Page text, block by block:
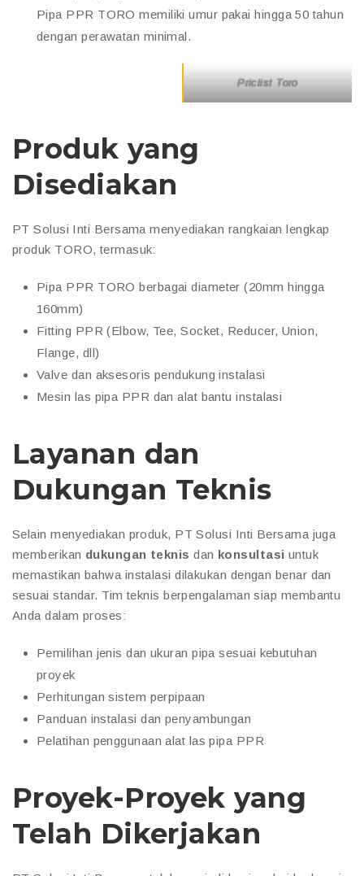
Pipa PPR TORO memiliki umur pakai hingga 50 tahun
dengan perawatan minimal.
Priclist Toro
Produk yang
Disediakan
PT Solusi Inti Bersama menyediakan rangkaian lengkap
produk TORO, termasuk:
Pipa PPR TORO berbagai diameter (20mm hingga
160mm)
Fitting PPR (Elbow, Tee, Socket, Reducer, Union,
Flange, dll)
Valve dan aksesoris pendukung instalasi
Mesin las pipa PPR dan alat bantu instalasi
Layanan dan
Dukungan Teknis
Selain menyediakan produk, PT Solusi Inti Bersama juga
memberikan dukungan teknis dan konsultasi untuk
memastikan bahwa instalasi dilakukan dengan benar dan
sesuai standar. Tim teknis berpengalaman siap membantu
Anda dalam proses:
Pemilihan jenis dan ukuran pipa sesuai kebutuhan
proyek
Perhitungan sistem perpipaan
Panduan instalasi dan penyambungan
Pelatihan penggunaan alat las pipa PPR
Proyek-Proyek yang
Telah Dikerjakan